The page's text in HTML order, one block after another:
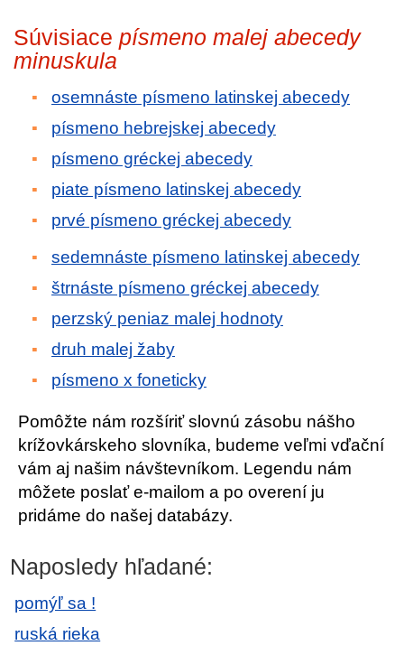
Súvisiace písmeno malej abecedy
minuskula
osemnáste písmeno latinskej abecedy
písmeno hebrejskej abecedy
písmeno gréckej abecedy
piate písmeno latinskej abecedy
prvé písmeno gréckej abecedy
sedemnáste písmeno latinskej abecedy
štrnáste písmeno gréckej abecedy
perzský peniaz malej hodnoty
druh malej žaby
písmeno x foneticky
Pomôžte nám rozšíriť slovnú zásobu nášho
krížovkárskeho slovníka, budeme veľmi vďační
vám aj našim návštevníkom. Legendu nám
môžete poslať e-mailom a po overení ju
pridáme do našej databázy.
Naposledy hľadané:
pomýľ sa !
ruská rieka